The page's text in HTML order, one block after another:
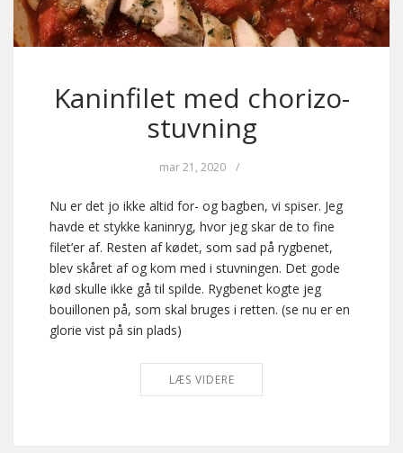
Kaninfilet med chorizo-
stuvning
mar 21, 2020 /
Nu er det jo ikke altid for- og bagben, vi spiser. Jeg
havde et stykke kaninryg, hvor jeg skar de to fine
filet’er af. Resten af kødet, som sad på rygbenet,
blev skåret af og kom med i stuvningen. Det gode
kød skulle ikke gå til spilde. Rygbenet kogte jeg
bouillonen på, som skal bruges i retten. (se nu er en
glorie vist på sin plads)
LÆS VIDERE